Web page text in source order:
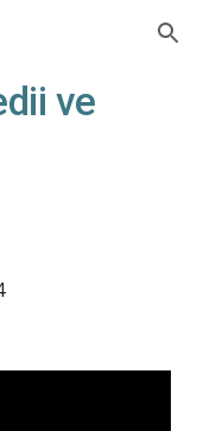
Skip to navigation
ve